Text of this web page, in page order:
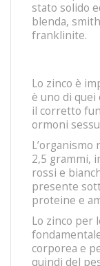
stato solido
blenda,
franklinite.
Lo zinco è
è uno di
il corretto
ormoni
2,5 grammi,
rossi e
presente
proteine e
Lo zinco per
corporea e
quindi del